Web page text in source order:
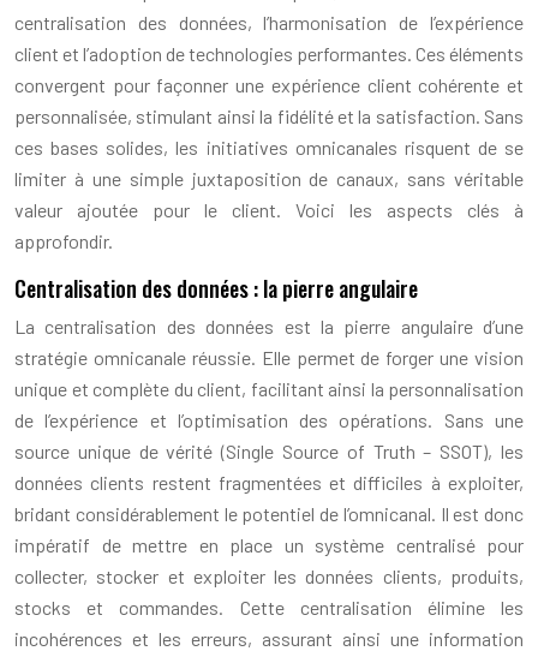
centralisation des données, l’harmonisation de l’expérience
client et l’adoption de technologies performantes. Ces éléments
convergent pour façonner une expérience client cohérente et
personnalisée, stimulant ainsi la fidélité et la satisfaction. Sans
ces bases solides, les initiatives omnicanales risquent de se
limiter à une simple juxtaposition de canaux, sans véritable
valeur ajoutée pour le client. Voici les aspects clés à
approfondir.
Centralisation des données : la pierre angulaire
La centralisation des données est la pierre angulaire d’une
stratégie omnicanale réussie. Elle permet de forger une vision
unique et complète du client, facilitant ainsi la personnalisation
de l’expérience et l’optimisation des opérations. Sans une
source unique de vérité (Single Source of Truth – SSOT), les
données clients restent fragmentées et difficiles à exploiter,
bridant considérablement le potentiel de l’omnicanal. Il est donc
impératif de mettre en place un système centralisé pour
collecter, stocker et exploiter les données clients, produits,
stocks et commandes. Cette centralisation élimine les
incohérences et les erreurs, assurant ainsi une information